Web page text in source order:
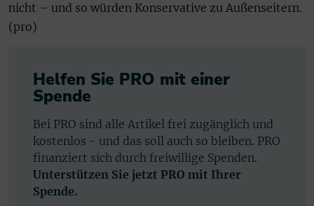
nicht – und so würden Konservative zu Außenseitern.
(pro)
Helfen Sie PRO mit einer
Spende
Bei PRO sind alle Artikel frei zugänglich und
kostenlos - und das soll auch so bleiben. PRO
finanziert sich durch freiwillige Spenden.
Unterstützen Sie jetzt PRO mit Ihrer
Spende.